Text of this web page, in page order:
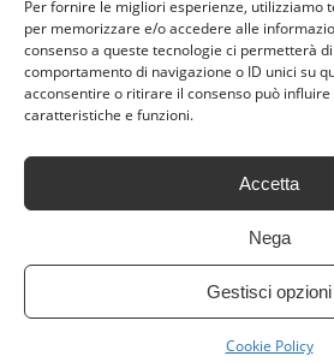
Per fornire le migliori esperienze, utilizziamo
per memorizzare e/o accedere alle
consenso a queste tecnologie ci permetterà
comportamento di navigazione o ID unici su
acconsentire o ritirare il consenso può
caratteristiche e funzioni.
Accetta
Nega
Gestisci opzioni
Cookie Policy
Politica (5)
Polizieschi(1)
Ragazzi(15)
Scienze, tecnologia e medicina
(4)